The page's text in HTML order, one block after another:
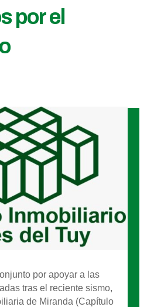
por el
por apoyar a las
tras el reciente sismo,
de Miranda (Capítulo